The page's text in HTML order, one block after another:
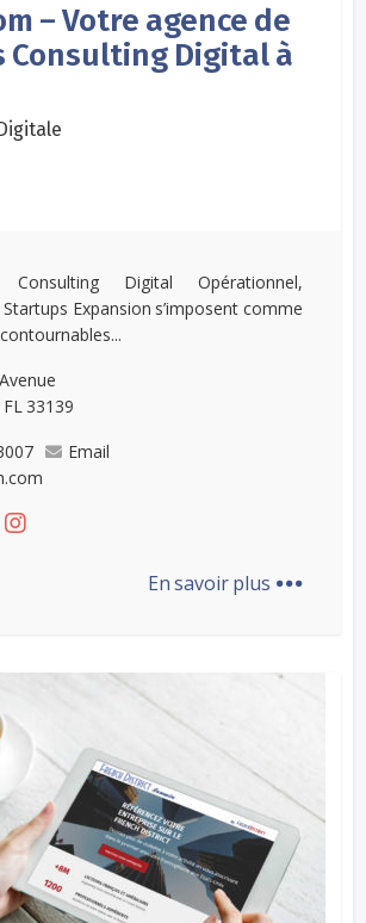
– Votre agence de
Consulting Digital à
Digital Opérationnel,
Expansion s’imposent comme
33139
Email
En savoir plus ...